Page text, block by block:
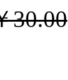
30.00